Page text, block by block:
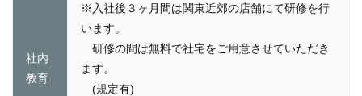
社内
教育
※入社後３ヶ月間は関東近郊の店舗にて研修を行
います。
研修の間は無料で社宅をご用意させていただき
ます。
(規定有)